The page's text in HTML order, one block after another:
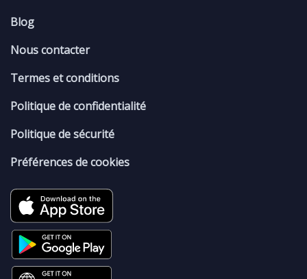
Blog
Nous contacter
Termes et conditions
Politique de confidentialité
Politique de sécurité
Préférences de cookies